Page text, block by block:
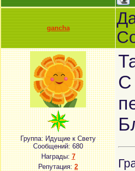
gancha
Группа: Идущие к Свету
Сообщений:680
Награды:7
Репутация:2
С